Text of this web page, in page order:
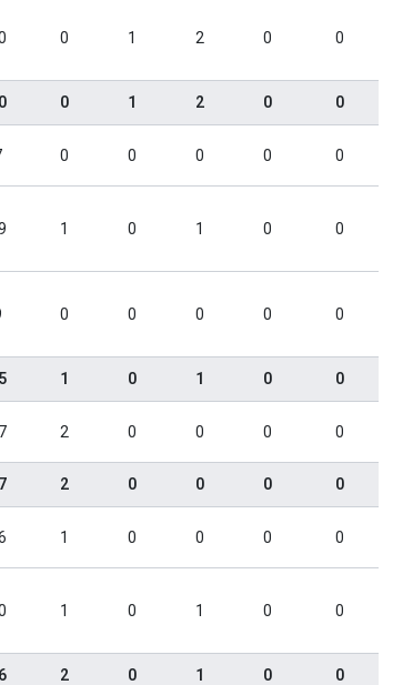
0 1 2 0 0
0 1 2 0 0
0 0 0 0 0
1 0 1 0 0
0 0 0 0 0
1 0 1 0 0
2 0 0 0 0
2 0 0 0 0
1 0 0 0 0
1 0 1 0 0
2 0 1 0 0